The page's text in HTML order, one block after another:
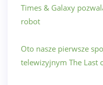
Times & Galaxy
robot
Oto nasze pierwsze
telewizyjnym The Last